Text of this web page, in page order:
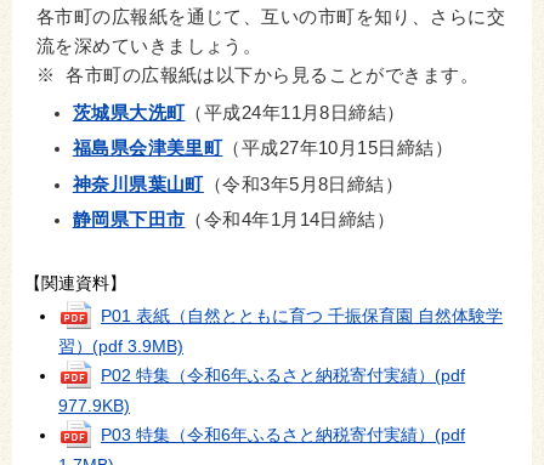
各市町の広報紙を通じて、互いの市町を知り、さらに交
流を深めていきましょう。
※ 各市町の広報紙は以下から見ることができます。
茨城県大洗町 （平成24年11月8日締結）
福島県会津美里町 （平成27年10月15日締結）
神奈川県葉山町（令和3年5月8日締結）
静岡県下田市 （令和4年1月14日締結）
【関連資料】
P01 表紙（自然とともに育つ 千振保育園 自然体験学
習） (pdf 3.9MB)
P02 特集（令和6年ふるさと納税寄付実績） (pdf
977.9KB)
P03 特集（令和6年ふるさと納税寄付実績） (pdf